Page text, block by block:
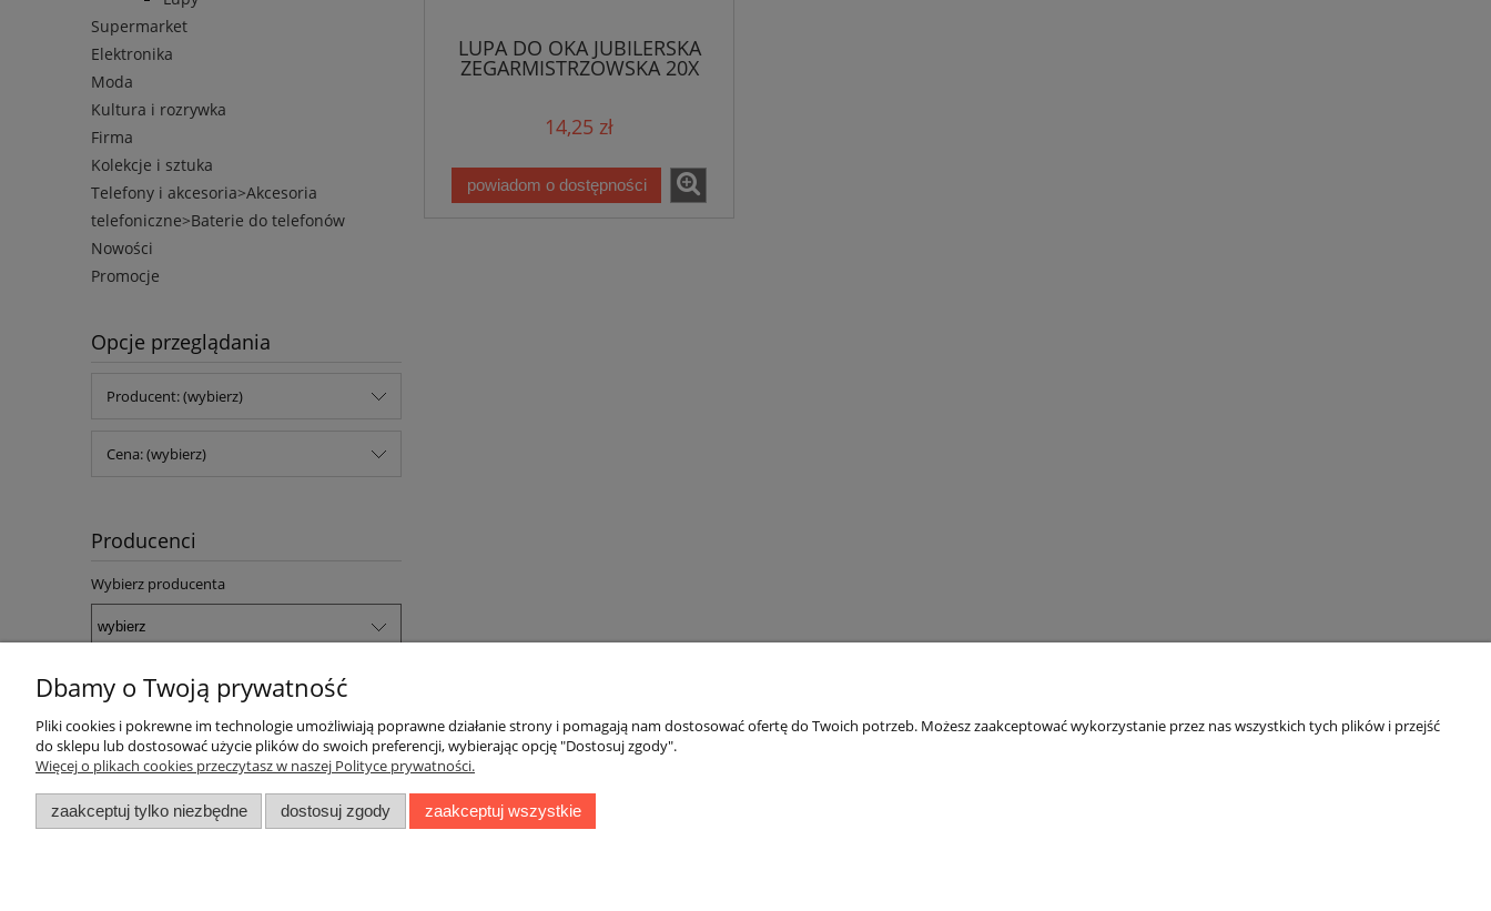
Supermarket
Elektronika
Moda
Kultura i rozrywka
Firma
Kolekcje i sztuka
Telefony i akcesoria>Akcesoria
telefoniczne>Baterie do telefonów
Nowości
Promocje
Opcje przeglądania
Producent: (wybierz)
Cena: (wybierz)
Producenci
Wybierz producenta
LUPA DO OKA JUBILERSKA
ZEGARMISTRZOWSKA 20X
14,25 zł
powiadom o dostępności
Pomoc
Zwroty i reklamacje
Regulamin
Moje konto
Twoje zamówienia
Ustawienia konta
Dbamy o Twoją prywatność
Pliki cookies i pokrewne im technologie umożliwiają poprawne działanie strony i pomagają nam dostosować ofertę do Twoich potrzeb. Możesz zaakceptować wykorzystanie przez nas wszystkich tych plików i przejść
do sklepu lub dostosować użycie plików do swoich preferencji, wybierając opcję "Dostosuj zgody".
Więcej o plikach cookies przeczytasz w naszej Polityce prywatności.
zaakceptuj tylko niezbędne dostosuj zgody zaakceptuj wszystkie